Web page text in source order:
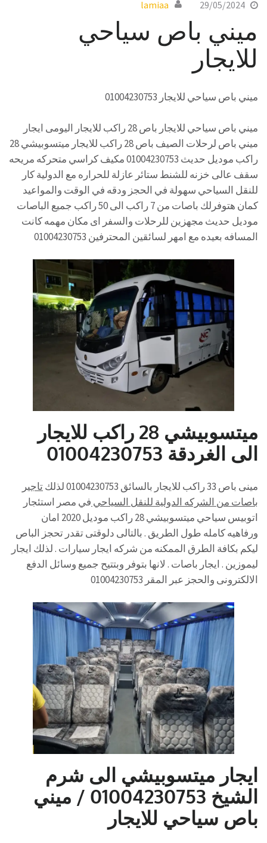
29/05/2024
lamiaa
ميني باص سياحي
للايجار
ميني باص سياحي للايجار 01004230753
ميني باص سياحي للايجار باص 28 راكب للايجار اليومى ايجار
ميني باص لرحلات الصيف باص 28 راكب للايجار ميتسوبيشي 28
راكب موديل حديث 01004230753 مكيف كراسي متحركه مريحه
سقف عالى خزنه للشنط ستائر عازلة للحراره مع الدولية كار
للنقل السياحي سهولة في الحجز ودقه في الوقت والمواعيد
كمان هتوفرلك باصات من 7 راكب الى 50 راكب جميع الباصات
موديل حديث مجهزين للرحلات والسفر اى مكان مهمه كانت
المسافه بعيده مع امهر لسائقين المحترفين 01004230753
ميتسوبيشي 28 راكب للايجار
الى الغردقة 01004230753
مينى باص 33 راكب للايجار بالسائق 01004230753 لذلك
تاجير
باصات من الشركه الدولية للنقل السياحي في مصر استئجار
اتوبيس سياحي ميتسوبيشي 28 راكب موديل 2020 امان
ورفاهيه كامله طول الطريق . بالتالى دلوقتى تقدر تحجز الباص
ليكم بكافة الطرق الممكنه من شركه ايجار سيارات . لذلك ايجار
ليموزين . ايجار باصات . لانها بتوفر وبتتيح جميع وسائل الدفع
الالكترونى والحجز عبر المقر 01004230753
ايجار ميتسوبيشي الى شرم
الشيخ 01004230753 / ميني
باص سياحي للايجار